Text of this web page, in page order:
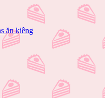
ăn kiêng